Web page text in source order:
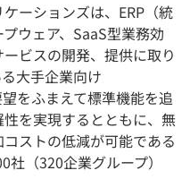
ーションズは、ERP（統
ウェア、SaaS型業務効
ビスの開発、提供に取り
大手企業向け
をふまえて標準機能を追
を実現するとともに、無
ストの低減が可能である
（320企業グループ）